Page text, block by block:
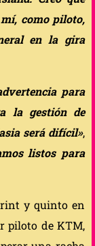
como piloto,
en la gira
para
la gestión de
será difícil»,
listos para
y quinto en
piloto de KTM,